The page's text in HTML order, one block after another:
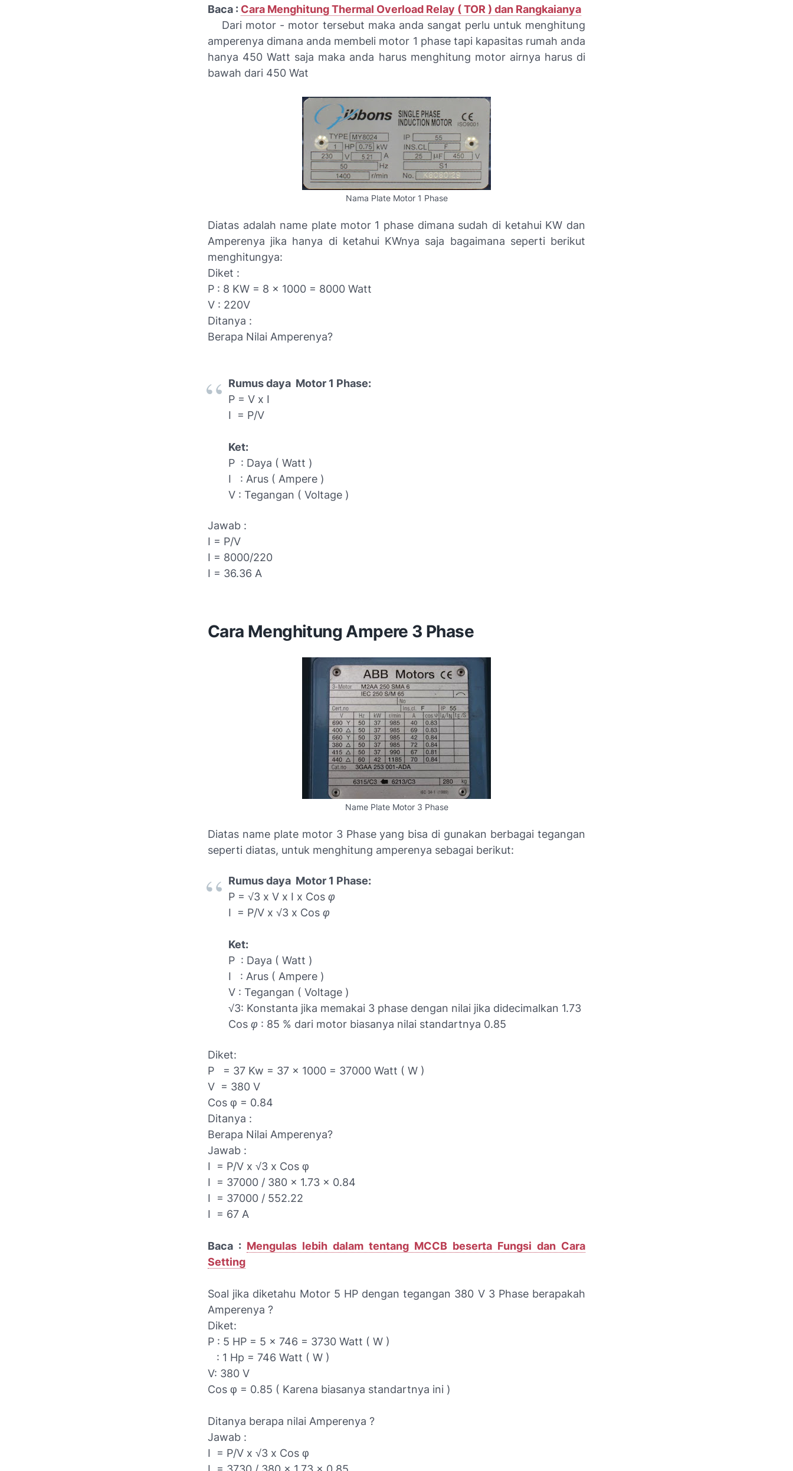
Baca : Cara Menghitung Thermal Overload Relay ( TOR ) dan Rangkaianya
Dari motor - motor tersebut maka anda sangat perlu untuk menghitung
amperenya dimana anda membeli motor 1 phase tapi kapasitas rumah anda
hanya 450 Watt saja maka anda harus menghitung motor airnya harus di
bawah dari 450 Wat
Nama Plate Motor 1 Phase
Diatas adalah name plate motor 1 phase dimana sudah di ketahui KW dan
Amperenya jika hanya di ketahui KWnya saja bagaimana seperti berikut
menghitungya:
Diket :
P : 8 KW = 8 x 1000 = 8000 Watt
V : 220V
Ditanya :
Berapa Nilai Amperenya?
Rumus daya Motor 1 Phase:
P = V x I
I = P/V
Ket:
P : Daya ( Watt )
I : Arus ( Ampere )
V : Tegangan ( Voltage )
Jawab :
I = P/V
I = 8000/220
I = 36.36 A
Cara Menghitung Ampere 3 Phase
Name Plate Motor 3 Phase
Diatas name plate motor 3 Phase yang bisa di gunakan berbagai tegangan
seperti diatas, untuk menghitung amperenya sebagai berikut:
Rumus daya Motor 1 Phase:
P = √3 x V x I x Cos φ
I = P/V x √3 x Cos φ
Ket:
P : Daya ( Watt )
I : Arus ( Ampere )
V : Tegangan ( Voltage )
√3: Konstanta jika memakai 3 phase dengan nilai jika didecimalkan 1.73
Cos φ : 85 % dari motor biasanya nilai standartnya 0.85
Diket:
P = 37 Kw = 37 x 1000 = 37000 Watt ( W )
V = 380 V
Cos φ = 0.84
Ditanya :
Berapa Nilai Amperenya?
Jawab :
I = P/V x √3 x Cos φ
I = 37000 / 380 x 1.73 x 0.84
I = 37000 / 552.22
I = 67 A
Baca : Mengulas lebih dalam tentang MCCB beserta Fungsi dan Cara
Setting
Soal jika diketahu Motor 5 HP dengan tegangan 380 V 3 Phase berapakah
Amperenya ?
Diket:
P : 5 HP = 5 x 746 = 3730 Watt ( W )
: 1 Hp = 746 Watt ( W )
V: 380 V
Cos φ = 0.85 ( Karena biasanya standartnya ini )
Ditanya berapa nilai Amperenya ?
Jawab :
I = P/V x √3 x Cos φ